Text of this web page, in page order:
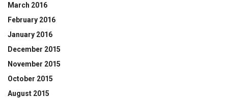
March 2016
February 2016
January 2016
December 2015
November 2015
October 2015
August 2015